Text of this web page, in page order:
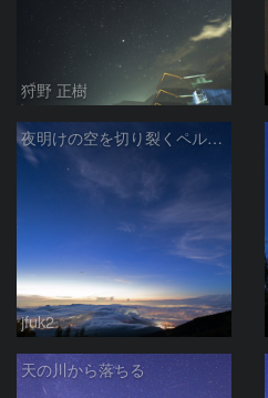
狩野 正樹
夜明けの空を切り裂くペルセ群火球
jfuk2
天の川から落ちる